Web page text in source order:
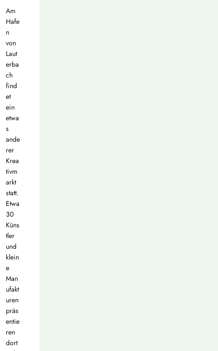
Am
Hafe
n
von
Laut
erba
ch
find
et
ein
etwa
s
ande
rer
Krea
tivm
arkt
statt.
Etwa
30
Küns
tler
und
klein
e
Man
ufakt
uren
präs
entie
ren
dort